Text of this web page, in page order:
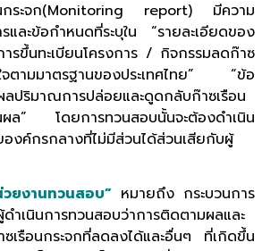
นกระจก(Monitoring report) มีความ
ละข้อกำหนดที่ระบุใน “รายละเอียดของ
ารขึ้นทะเบียนโครงการ / กิจกรรมลดก๊าซ
ใจตามมาตรฐานของประเทศไทย” “ข้อ
ปริมาณการปล่อยและดูดกลับก๊าซเรือน
นผล” โดยการทวนสอบนั้นจะต้องดำเนิน
องค์กรกลางที่ไม่มีส่วนได้ส่วนเสียกับผู้
ยงานทวนสอบ” หมายถึง กระบวนการ
ำเนินการทวนสอบว่าการติดตามผลและ
เรือนกระจกที่ลดลงได้และอื่นๆ ที่เกิดขึ้น